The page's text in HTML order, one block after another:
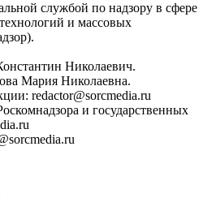
службой по надзору в сфере
и массовых
Николаевич.
Мария Николаевна.
redactor@sorcmedia.ru
и государственных